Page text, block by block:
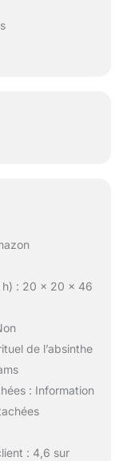
h) : 20 x 20 x 46
de l’absinthe
: Information
: 4,6 sur